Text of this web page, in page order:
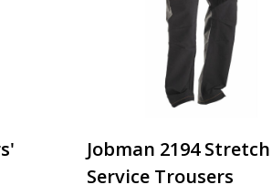
Jobman 2194 Stretch
Service Trousers